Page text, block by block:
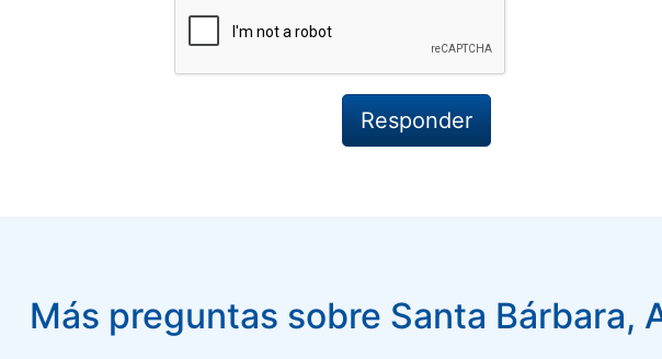
Más preguntas sobre Santa Bárbara,